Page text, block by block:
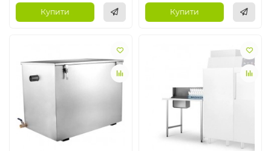
Купити Купити